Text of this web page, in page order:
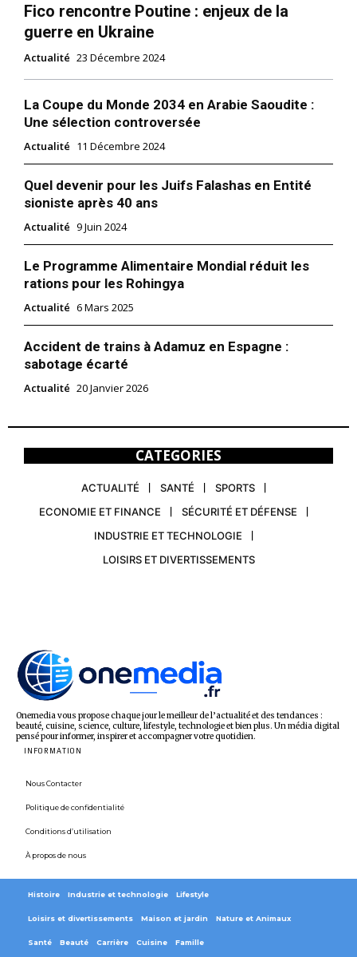
Fico rencontre Poutine : enjeux de la
guerre en Ukraine
Actualité 23 Décembre 2024
La Coupe du Monde 2034 en Arabie Saoudite :
Une sélection controversée
Actualité 11 Décembre 2024
Quel devenir pour les Juifs Falashas en Entité
sioniste après 40 ans
Actualité 9 Juin 2024
Le Programme Alimentaire Mondial réduit les
rations pour les Rohingya
Actualité 6 Mars 2025
Accident de trains à Adamuz en Espagne :
sabotage écarté
Actualité 20 Janvier 2026
CATEGORIES
ACTUALITÉ SANTÉ
SPORTS
ECONOMIE ET FINANCE
SÉCURITÉ ET DÉFENSE
INDUSTRIE ET TECHNOLOGIE
LOISIRS ET DIVERTISSEMENTS
Onemedia vous propose chaque jour le meilleur de l’actualité et des tendances :
beauté, cuisine, science, culture, lifestyle, technologie et bien plus. Un média digital
pensé pour informer, inspirer et accompagner votre quotidien.
INFORMATION
Nous Contacter
Politique de confidentialité
Conditions d’utilisation
À propos de nous
Histoire Industrie et technologie Lifestyle
Loisirs et divertissements Maison et jardin Nature et Animaux
Santé Beauté Carrière Cuisine Famille